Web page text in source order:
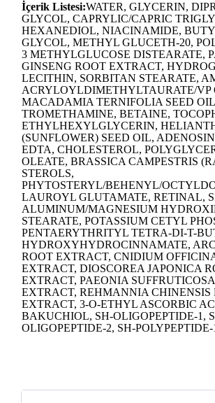
İçerik Listesi:WATER, GLYCERIN,
GLYCOL, CAPRYLIC/CAPRIC
HEXANEDIOL, NIACINAMIDE,
GLYCOL, METHYL GLUCETH-20,
3 METHYLGLUCOSE DISTEARATE,
GINSENG ROOT EXTRACT,
LECITHIN, SORBITAN STEARATE,
ACRYLOYLDIMETHYLTAURATE/VP
MACADAMIA TERNIFOLIA SEED
TROMETHAMINE, BETAINE,
ETHYLHEXYLGLYCERIN,
(SUNFLOWER) SEED OIL,
EDTA, CHOLESTEROL,
OLEATE, BRASSICA CAMPESTRIS
STEROLS,
PHYTOSTERYL/BEHENYL/
LAUROYL GLUTAMATE, RETINAL,
ALUMINUM/MAGNESIUM
STEARATE, POTASSIUM CETYL
PENTAERYTHRITYL TETRA-DI-T-
HYDROXYHYDROCINNAMATE,
ROOT EXTRACT, CNIDIUM
EXTRACT, DIOSCOREA JAPONICA
EXTRACT, PAEONIA
EXTRACT, REHMANNIA CHINENSIS
EXTRACT, 3-O-ETHYL ASCORBIC
BAKUCHIOL, SH-OLIGOPEPTIDE-1,
OLIGOPEPTIDE-2, SH-POLYPEPTIDE-